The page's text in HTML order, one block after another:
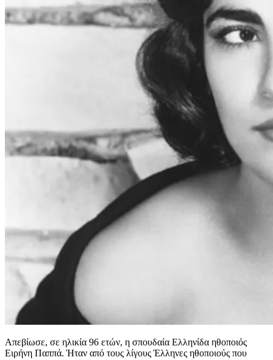
Απεβίωσε, σε ηλικία 96 ετών, η σπουδαία Ελληνίδα ηθοποιός
Ειρήνη Παππά. Ήταν από τους λίγους Έλληνες ηθοποιούς που